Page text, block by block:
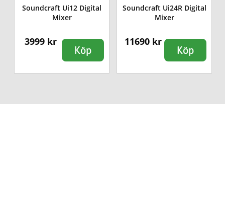
Soundcraft Ui12 Digital
Mixer
3999 kr
Köp
Soundcraft Ui24R Digital
Mixer
11690 kr
Köp